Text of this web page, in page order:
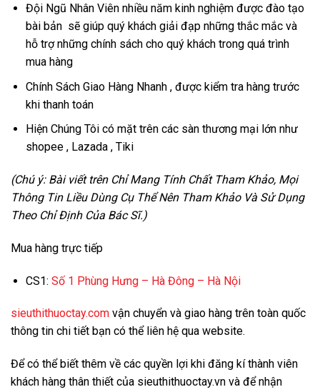
Đội Ngũ Nhân Viên nhiều năm kinh nghiệm được đào tạo
bài bản sẽ giúp quý khách giải đạp những thắc mắc và
hỗ trợ những chính sách cho quý khách trong quá trình
mua hàng
Chính Sách Giao Hàng Nhanh , được kiểm tra hàng trước
khi thanh toán
Hiện Chúng Tôi có mặt trên các sàn thương mại lớn như
shopee , Lazada , Tiki
(Chú ý: Bài viết trên Chỉ Mang Tính Chất Tham Khảo, Mọi
Thông Tin Liều Dùng Cụ Thể Nên Tham Khảo Và Sử Dụng
Theo Chỉ Định Của Bác Sĩ.)
Mua hàng trực tiếp
CS1: Số 1 Phùng Hưng – Hà Đông – Hà Nội
sieuthithuoctay.com vận chuyển và giao hàng trên toàn quốc
thông tin chi tiết bạn có thể liên hệ qua website.
Để có thể biết thêm về các quyền lợi khi đăng kí thành viên
khách hàng thân thiết của sieuthithuoctay.vn và để nhận